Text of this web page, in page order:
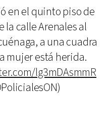
en el quinto piso de
calle Arenales al
a una cuadra
mujer está herida.
lg3mDAsmmR